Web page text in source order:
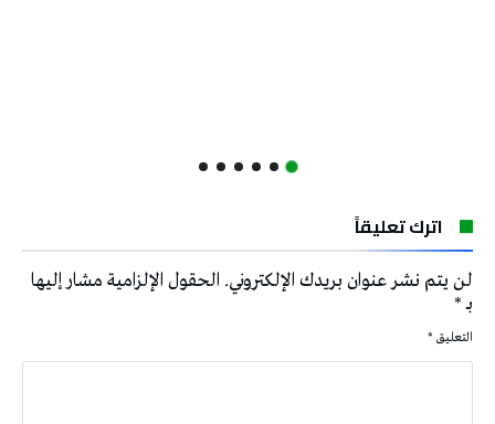
اترك تعليقاً
لن يتم نشر عنوان بريدك الإلكتروني. الحقول الإلزامية مشار إليها
بـ*
التعليق *